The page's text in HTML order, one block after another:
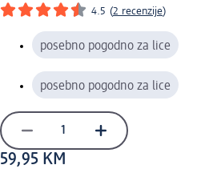
4.5 (2 recenzije)
posebno pogodno za lice
posebno pogodno za lice
59,95 KM